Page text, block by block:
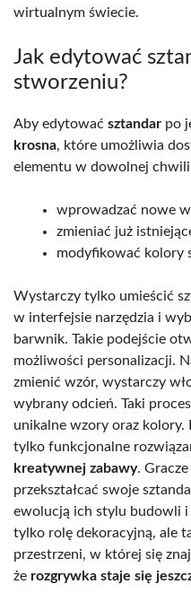
wirtualnym świecie.
Jak edytować
stworzeniu?
Aby edytować sztandar po
krosna, które umożliwia
elementu w dowolnej
wprowadzać nowe
zmieniać już
modyfikować kolory
Wystarczy tylko umieścić
w interfejsie narzędzia i
barwnik. Takie podejście
możliwości personalizacji.
zmienić wzór, wystarczy
wybrany odcień. Taki
unikalne wzory oraz
tylko funkcjonalne
kreatywnej zabawy.
przekształcać swoje
ewolucją ich stylu budowli i
tylko rolę dekoracyjną, ale
przestrzeni, w której się
że rozgrywka staje się